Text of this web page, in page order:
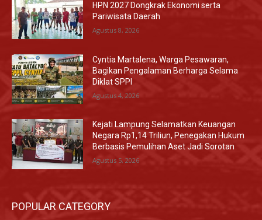
HPN 2027 Dongkrak Ekonomi serta
Pariwisata Daerah
Agustus 8, 2026
Cyntia Martalena, Warga Pesawaran,
Bagikan Pengalaman Berharga Selama
Diklat SPPI
Agustus 4, 2026
Kejati Lampung Selamatkan Keuangan
Negara Rp1,14 Triliun, Penegakan Hukum
Berbasis Pemulihan Aset Jadi Sorotan
Agustus 5, 2026
POPULAR CATEGORY